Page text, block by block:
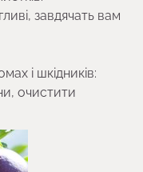
завдячать вам
і шкідників:
очистити